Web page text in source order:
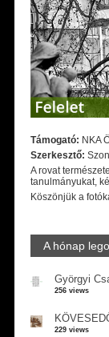
Támogató: NKA
Szerkesztő:
A rovat
tanulmányukat,
Köszönjük a
A hónap
Györgyi
256 views
229 views